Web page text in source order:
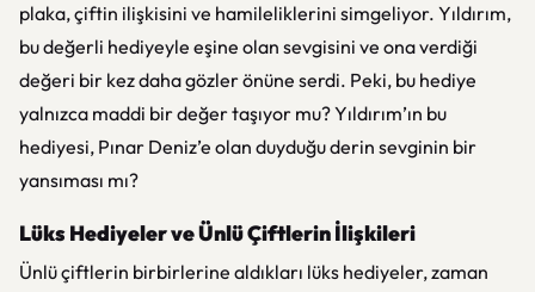
plaka, çiftin ilişkisini ve hamileliklerini simgeliyor. Yıldırım,
bu değerli hediyeyle eşine olan sevgisini ve ona verdiği
değeri bir kez daha gözler önüne serdi. Peki, bu hediye
yalnızca maddi bir değer taşıyor mu? Yıldırım’ın bu
hediyesi, Pınar Deniz’e olan duyduğu derin sevginin bir
yansıması mı?
Lüks Hediyeler ve Ünlü Çiftlerin İlişkileri
Ünlü çiftlerin birbirlerine aldıkları lüks hediyeler, zaman